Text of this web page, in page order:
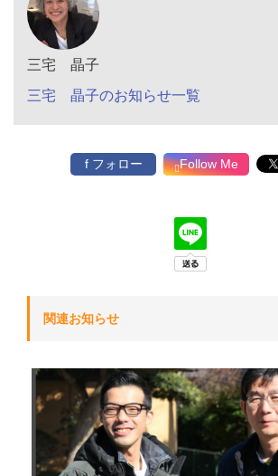
三宅 晶子
三宅 晶子のお知らせ一覧
f フォロー Follow Me
関連お知らせ